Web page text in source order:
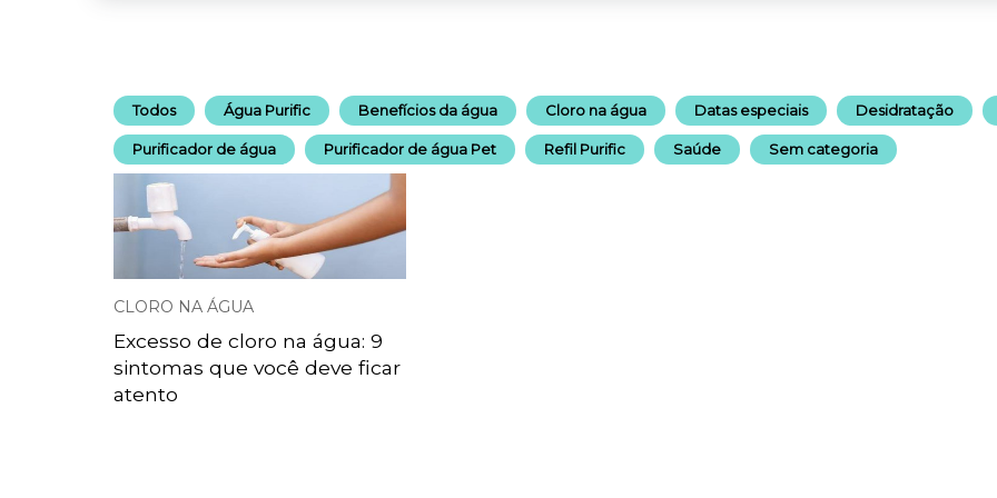
Todos Água Purific Benefícios da água Cloro na água Datas especiais Desidratação
Purificador de água Purificador de água Pet Refil Purific Saúde Sem categoria
CLORO NA ÁGUA
Excesso de cloro na água: 9
sintomas que você deve ficar
atento